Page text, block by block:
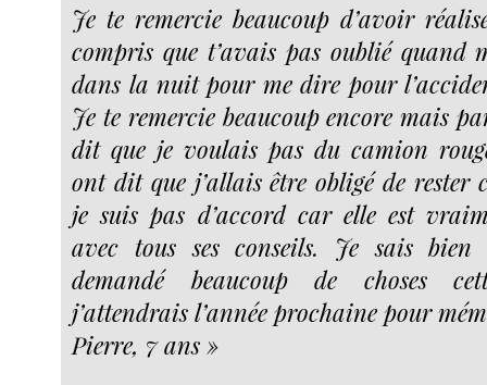
Je te remercie beaucoup d’avoir
compris que t’avais pas oublié quand
dans la nuit pour me dire pour
Je te remercie beaucoup encore mais
dit que je voulais pas du camion
ont dit que j’allais être obligé de rester
je suis pas d’accord car elle est
avec tous ses conseils. Je sais
demandé beaucoup de choses
j’attendrais l’année prochaine pour
Pierre, 7 ans »